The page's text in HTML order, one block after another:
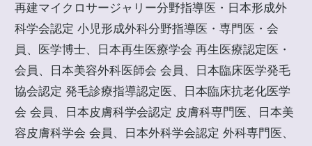
再建マイクロサージャリー分野指導医・日本形成外
科学会認定 小児形成外科分野指導医・専門医・会
員、医学博士、日本再生医療学会 再生医療認定医・
会員、日本美容外科医師会 会員、日本臨床医学発毛
協会認定 発毛診療指導認定医、日本臨床抗老化医学
会 会員、日本皮膚科学会認定 皮膚科専門医、日本美
容皮膚科学会 会員、日本外科学会認定 外科専門医、